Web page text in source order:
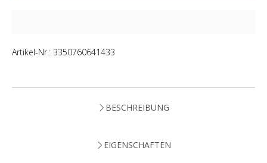
Artikel-Nr.: 3350760641433
BESCHREIBUNG
EIGENSCHAFTEN